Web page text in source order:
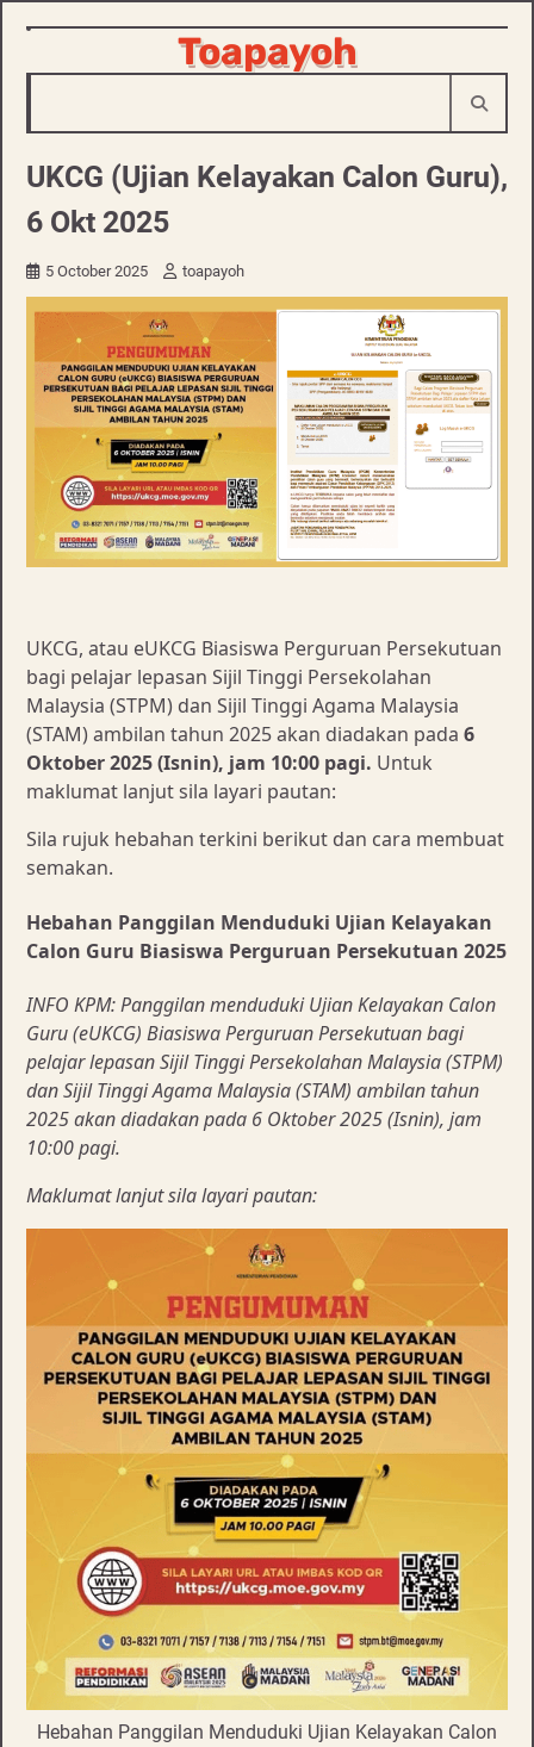
Skip
to
Toapayoh
UKCG (Ujian Kelayakan Calon Guru),
6 Okt 2025
5 October 2025 toapayoh
UKCG, atau eUKCG Biasiswa Perguruan Persekutuan
bagi pelajar lepasan Sijil Tinggi Persekolahan
Malaysia (STPM) dan Sijil Tinggi Agama Malaysia
(STAM) ambilan tahun 2025 akan diadakan pada 6
Oktober 2025 (Isnin), jam 10:00 pagi. Untuk
maklumat lanjut sila layari pautan:
Sila rujuk hebahan terkini berikut dan cara membuat
semakan.
Hebahan Panggilan Menduduki Ujian Kelayakan
Calon Guru Biasiswa Perguruan Persekutuan 2025
INFO KPM: Panggilan menduduki Ujian Kelayakan Calon
Guru (eUKCG) Biasiswa Perguruan Persekutuan bagi
pelajar lepasan Sijil Tinggi Persekolahan Malaysia (STPM)
dan Sijil Tinggi Agama Malaysia (STAM) ambilan tahun
2025 akan diadakan pada 6 Oktober 2025 (Isnin), jam
10:00 pagi.
Maklumat lanjut sila layari pautan:
Hebahan Panggilan Menduduki Ujian Kelayakan Calon